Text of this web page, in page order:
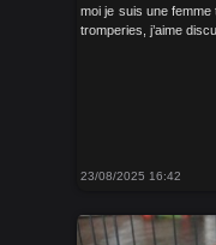
moi je suis une
tromperies, j’aime
23/08/2025 16:42